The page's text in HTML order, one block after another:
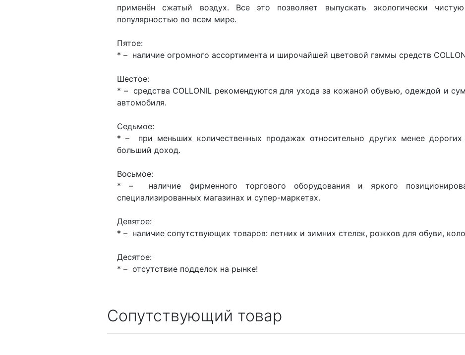
применён сжатый воздух. Все это позволяет выпускать экологически
популярностью во всем мире.
Пятое:
* – наличие огромного ассортимента и широчайшей цветовой гаммы средств
Шестое:
* – средства COLLONIL рекомендуются для ухода за кожаной обувью, одеждой и
автомобиля.
Седьмое:
* – при меньших количественных продажах относительно других менее
больший доход.
Восьмое:
* – наличие фирменного торгового оборудования и яркого
специализированных магазинах и супер-маркетах.
Девятое:
* – наличие сопутствующих товаров: летних и зимних стелек, рожков для обуви,
Десятое:
* – отсутствие подделок на рынке!
Сопутствующий товар